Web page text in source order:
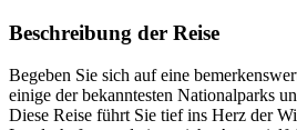
Beschreibung der Reise
Begeben Sie sich auf eine
einige der bekanntesten Nationalparks
Diese Reise führt Sie tief ins Herz der